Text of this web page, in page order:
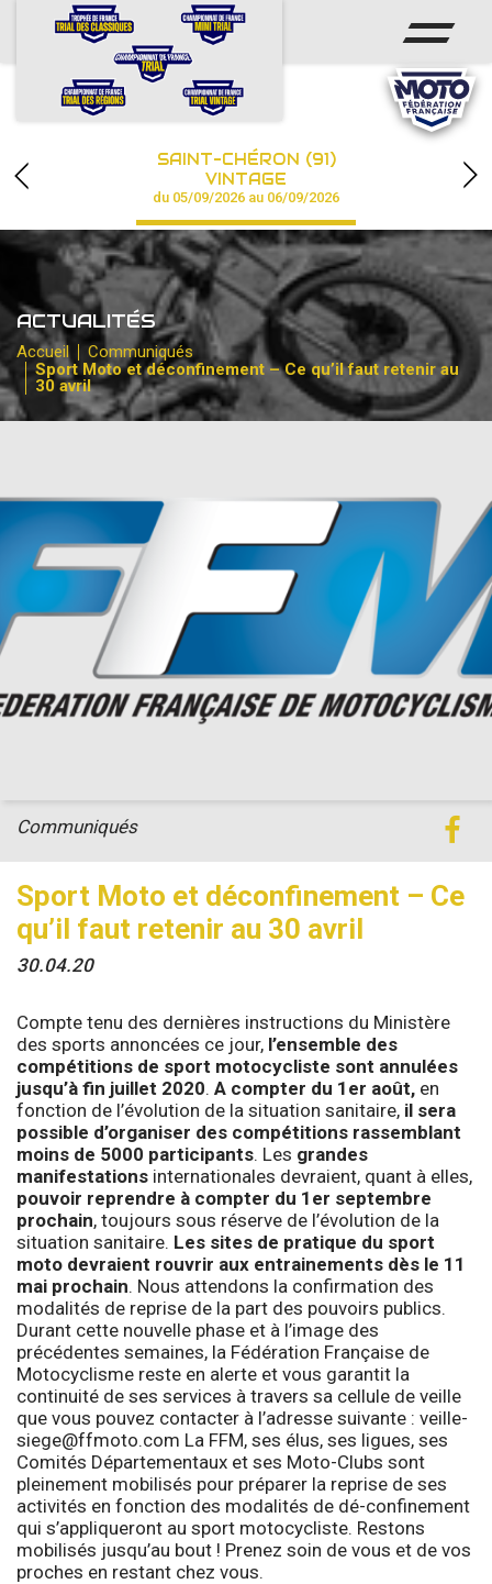
ACCUEIL
CALENDRIER
CHAMPIONNAT
RÉSULTATS
PHOTOS / VIDÉOS
PARTENAIRES
SAINT-CHÉRON (91)
VINTAGE
du 05/09/2026 au 06/09/2026
ACTUALITÉS
Accueil
Communiqués
Sport Moto et déconfinement – Ce qu’il faut retenir au
30 avril
Sport Moto et déconfinement – Ce
qu’il faut retenir au 30 avril
30.04.20
Communiqués
Compte tenu des dernières instructions du Ministère
des sports annoncées ce jour, l’ensemble des
compétitions de sport motocycliste sont annulées
jusqu’à fin juillet 2020. A compter du 1er août, en
fonction de l’évolution de la situation sanitaire, il sera
possible d’organiser des compétitions rassemblant
moins de 5000 participants. Les grandes
manifestations internationales devraient, quant à elles,
pouvoir reprendre à compter du 1er septembre
prochain, toujours sous réserve de l’évolution de la
situation sanitaire. Les sites de pratique du sport
moto devraient rouvrir aux entrainements dès le 11
mai prochain. Nous attendons la confirmation des
modalités de reprise de la part des pouvoirs publics.
Durant cette nouvelle phase et à l’image des
précédentes semaines, la Fédération Française de
Motocyclisme reste en alerte et vous garantit la
continuité de ses services à travers sa cellule de veille
que vous pouvez contacter à l’adresse suivante : veille-
siege@ffmoto.com La FFM, ses élus, ses ligues, ses
Comités Départementaux et ses Moto-Clubs sont
pleinement mobilisés pour préparer la reprise de ses
activités en fonction des modalités de dé-confinement
qui s’appliqueront au sport motocycliste. Restons
mobilisés jusqu’au bout ! Prenez soin de vous et de vos
proches en restant chez vous.